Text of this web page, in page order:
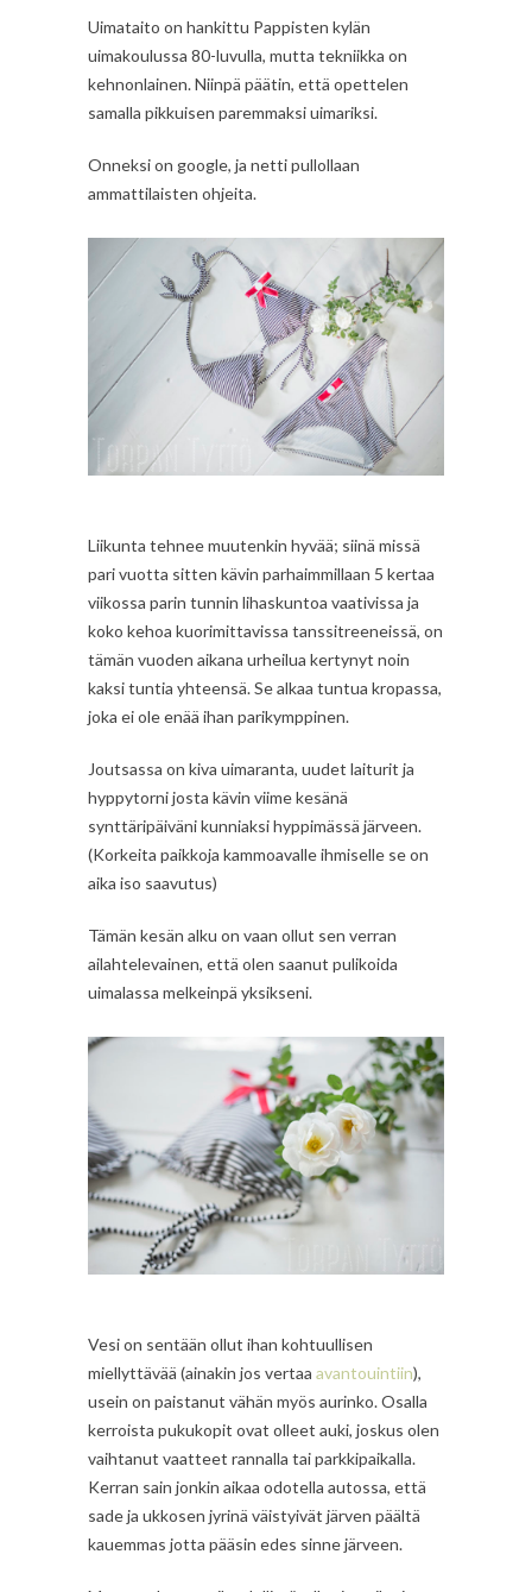
Uimataito on hankittu Pappisten kylän
uimakoulussa 80-luvulla, mutta tekniikka on
kehnonlainen. Niinpä päätin, että opettelen
samalla pikkuisen paremmaksi uimariksi.
Onneksi on google, ja netti pullollaan
ammattilaisten ohjeita.
Liikunta tehnee muutenkin hyvää; siinä missä
pari vuotta sitten kävin parhaimmillaan 5 kertaa
viikossa parin tunnin lihaskuntoa vaativissa ja
koko kehoa kuorimittavissa tanssitreeneissä, on
tämän vuoden aikana urheilua kertynyt noin
kaksi tuntia yhteensä. Se alkaa tuntua kropassa,
joka ei ole enää ihan parikymppinen.
Joutsassa on kiva uimaranta, uudet laiturit ja
hyppytorni josta kävin viime kesänä
synttäripäiväni kunniaksi hyppimässä järveen.
(Korkeita paikkoja kammoavalle ihmiselle se on
aika iso saavutus)
Tämän kesän alku on vaan ollut sen verran
ailahtelevainen, että olen saanut pulikoida
uimalassa melkeinpä yksikseni.
Vesi on sentään ollut ihan kohtuullisen
miellyttävää (ainakin jos vertaa avantouintiin),
usein on paistanut vähän myös aurinko. Osalla
kerroista pukukopit ovat olleet auki, joskus olen
vaihtanut vaatteet rannalla tai parkkipaikalla.
Kerran sain jonkin aikaa odotella autossa, että
sade ja ukkosen jyrinä väistyivät järven päältä
kauemmas jotta pääsin edes sinne järveen.